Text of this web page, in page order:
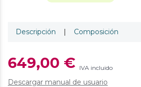
Descripción | Composición
649,00 € IVA incluido
Descargar manual de usuario